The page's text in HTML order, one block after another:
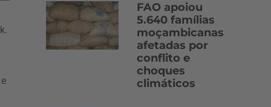
FAO apoiou
5.640 famílias
moçambicanas
afetadas por
conflito e
choques
climáticos